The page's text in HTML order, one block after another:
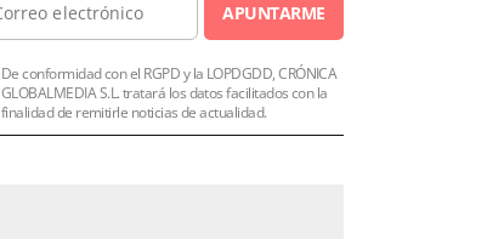
APUNTARME
De conformidad con el RGPD y la LOPDGDD, CRÓNICA
GLOBALMEDIA S.L. tratará los datos facilitados con la
finalidad de remitirle noticias de actualidad.